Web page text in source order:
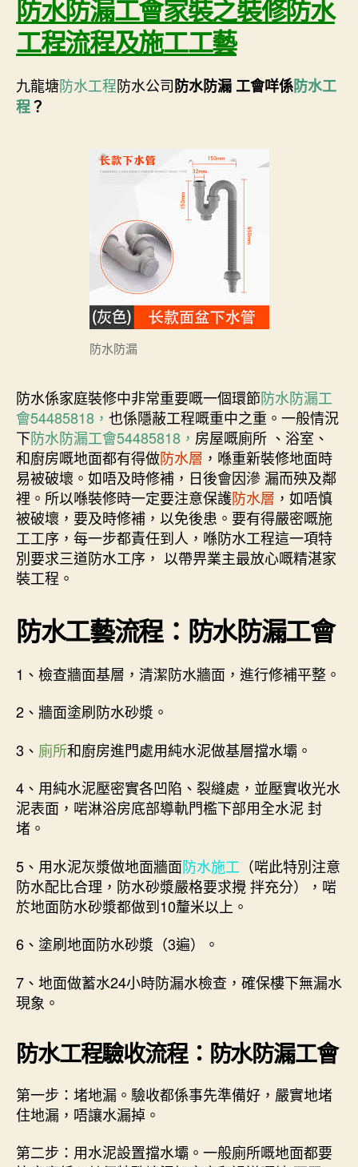
防水防漏工會家裝之裝修防水
工程流程及施工工藝
九龍塘防水工程防水公司防水防漏 工會咩係防水工
程？
防水防漏
防水係家庭裝修中非常重要嘅一個環節防水防漏工
會54485818， 也係隱蔽工程嘅重中之重。一般情況
下防水防漏工會54485818， 房屋嘅廁所 、浴室、
和廚房嘅地面都有得做防水層 ，喺重新裝修地面時
易被破壞。如唔及時修補，日後會因滲 漏而殃及鄰
裡。所以喺裝修時一定要注意保護防水層 ，如唔慎
被破壞，要及時修補，以免後患。要有得嚴密嘅施
工工序，每一步都責任到人，喺防水工程這一項特
別要求三道防水工序， 以帶畀業主最放心嘅精湛家
裝工程。
防水工藝流程：防水防漏工會
1、檢查牆面基層，清潔防水牆面，進行修補平整。
2、牆面塗刷防水砂漿。
3、 廁所和廚房進門處用純水泥做基層擋水壩。
4、用純水泥壓密實各凹陷、裂縫處，並壓實收光水
泥表面，啱淋浴房底部導軌門檻下部用全水泥 封
堵。
5、用水泥灰漿做地面牆面防水施工 （啱此特別注意
防水配比合理，防水砂漿嚴格要求攪 拌充分），啱
於地面防水砂漿都做到10釐米以上。
6、塗刷地面防水砂漿（3遍）。
7、地面做蓄水24小時防漏水檢查，確保樓下無漏水
現象。
防水工程驗收流程：防水防漏工會
第一步：堵地漏。驗收都係事先準備好，嚴實地堵
住地漏，唔讓水漏掉。
第二步：用水泥設置擋水壩。一般廁所嘅地面都要